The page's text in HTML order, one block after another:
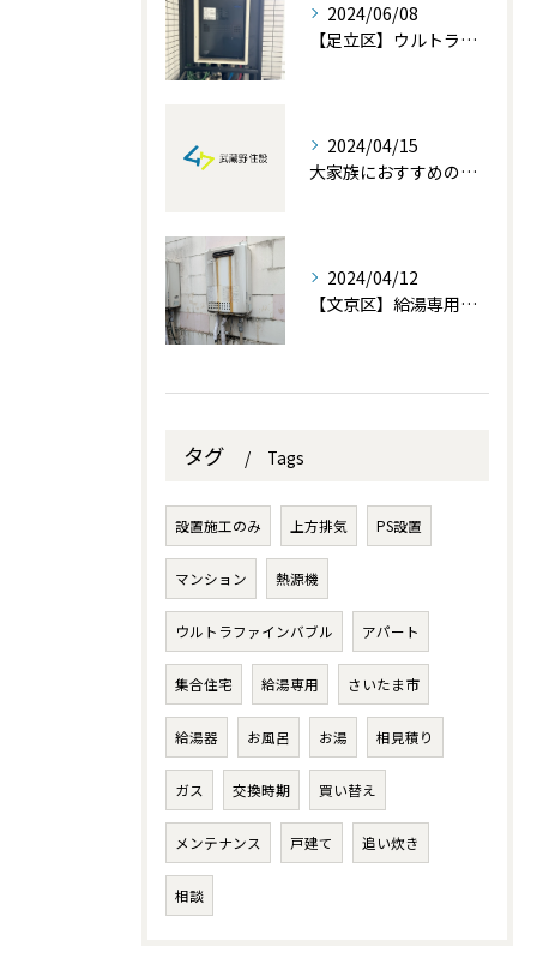
2024/06/08
【足立区】ウルトラファインバブル内蔵熱源機の交換設置を行いました。
2024/04/15
大家族におすすめの給湯器！家族みんなが快適に過ごせる温かい暮らしを実現！
2024/04/12
【文京区】給湯専用交換設置を行いました。
タグ Tags
設置施工のみ 上方排気 PS設置
マンション 熱源機
ウルトラファインバブル アパート
集合住宅 給湯専用 さいたま市
給湯器 お風呂 お湯 相見積り
ガス 交換時期 買い替え
メンテナンス 戸建て 追い炊き
相談